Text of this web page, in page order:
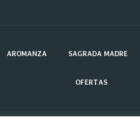
AROMANZA SAGRADA MADRE
OFERTAS